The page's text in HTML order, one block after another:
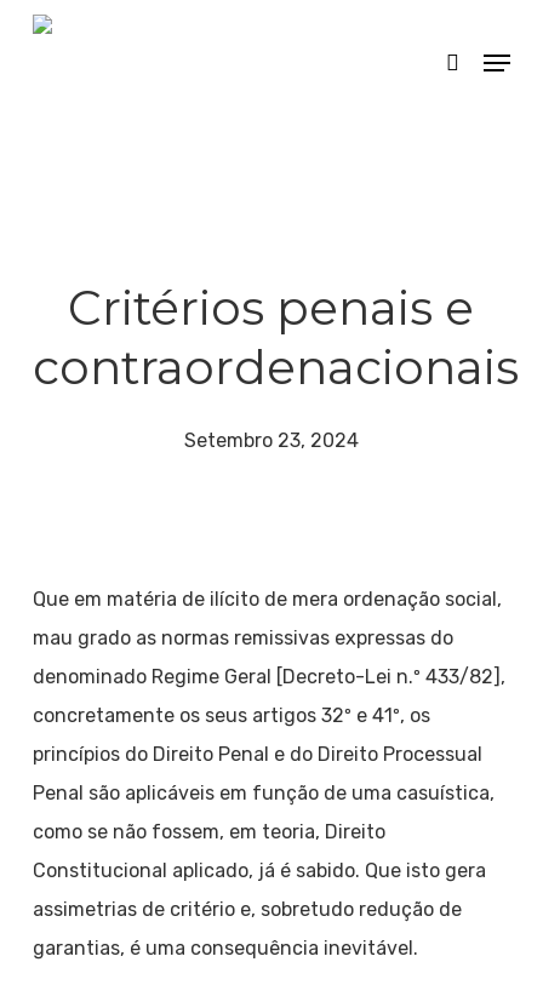
Skip
search
Menu
Critérios penais e
contraordenacionais
Setembro 23, 2024
Que em matéria de ilícito de mera ordenação social,
mau grado as normas remissivas expressas do
denominado Regime Geral [Decreto-Lei n.º 433/82],
concretamente os seus artigos 32º e 41º, os
princípios do Direito Penal e do Direito Processual
Penal são aplicáveis em função de uma casuística,
como se não fossem, em teoria, Direito
Constitucional aplicado, já é sabido. Que isto gera
assimetrias de critério e, sobretudo redução de
garantias, é uma consequência inevitável.